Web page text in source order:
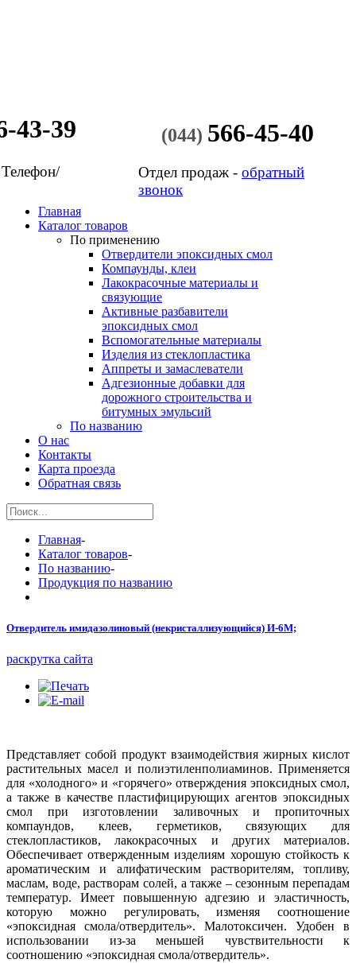
43-39 (044) 566-45-40
Отдел продаж - обратный
звонок
Главная
Каталог товаров
По применению
Отвердители эпоксидных смол
Компаунды, клеи
Лакокрасочные материалы и
связующие
Активные разбавители
эпоксидных смол
Вспомогательные материалы
Изделия из стеклопластика
Аппреты и замаслеватели
Адгезионные добавки для
дорожного строительства и
битумных эмульсий
По названию
О нас
Контакты
Карта проезда
Обратная связь
Главная-
Каталог товаров-
По названию-
Продукция по названию
Отвердитель имидазолиновый (некристаллизующийся) И-6М;
раскрутка сайта
Представляет собой продукт взаимодействия жирных кислот
растительных масел и полиэтиленполиаминов. Применяется
для «холодного» и «горячего» отверждения эпоксидных смол,
а также в качестве пластифицирующих агентов эпоксидных
смол при изготовлении заливочных и пропиточных
компаундов, клеев, герметиков, связующих для
стеклопластиков, лакокрасочных и других материалов.
Обеспечивает отвержденным изделиям хорошую стойкость к
ароматическим и алифатическим растворителям, топливу,
маслам, воде, растворам солей, а также – сезонным перепадам
температур. Имеет повышенную адгезию и эластичность,
которую можно регулировать, изменяя соотношение
«эпоксидная смола/отвердитель». Малотоксичен. Удобен в
использовании из-за меньшей чувствительности к
соотношению «эпоксидная смола/отвердитель».